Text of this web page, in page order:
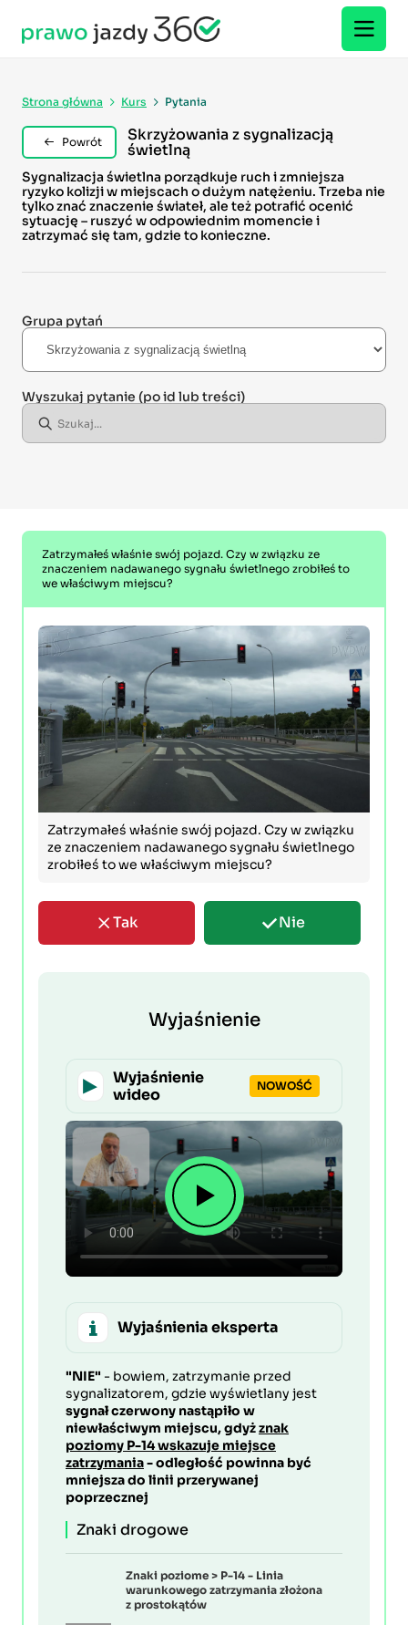
Strona główna Kurs Pytania
Powrót
Skrzyżowania z sygnalizacją
świetlną
Sygnalizacja świetlna porządkuje ruch i zmniejsza
ryzyko kolizji w miejscach o dużym natężeniu. Trzeba nie
tylko znać znaczenie świateł, ale też potrafić ocenić
sytuację – ruszyć w odpowiednim momencie i
zatrzymać się tam, gdzie to konieczne.
Grupa pytań
Wyszukaj pytanie (po id lub treści)
Zatrzymałeś właśnie swój pojazd. Czy w związku ze
znaczeniem nadawanego sygnału świetlnego zrobiłeś to
we właściwym miejscu?
Zatrzymałeś właśnie swój pojazd. Czy w związku
ze znaczeniem nadawanego sygnału świetlnego
zrobiłeś to we właściwym miejscu?
Tak Nie
Wyjaśnienie
Wyjaśnienie
wideo
NOWOŚĆ
Wyjaśnienia eksperta
"NIE" - bowiem, zatrzymanie przed
sygnalizatorem, gdzie wyświetlany jest
sygnał czerwony nastąpiło w
niewłaściwym miejscu, gdyżznak
poziomy P-14 wskazuje miejsce
zatrzymania- odległość powinna być
mniejsza do linii przerywanej
poprzecznej
Znaki drogowe
Znaki poziome > P-14 - Linia
warunkowego zatrzymania złożona
z prostokątów